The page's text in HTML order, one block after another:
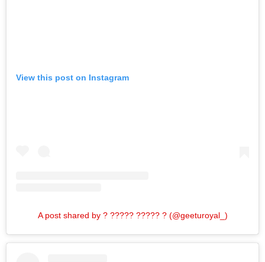
View this post on Instagram
A post shared by ? ????? ????? ? (@geeturoyal_)